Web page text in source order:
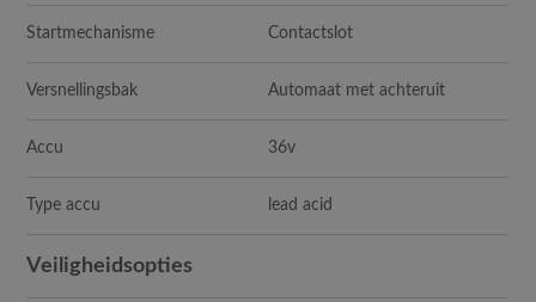
Startmechanisme Contactslot
Versnellingsbak Automaat met achteruit
Accu 36v
Type accu lead acid
Veiligheidsopties